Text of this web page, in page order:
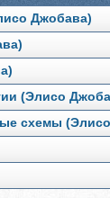
Джобава)
(Элисо
схемы